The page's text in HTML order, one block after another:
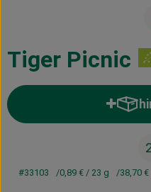
Über uns
Tiger Picnic
#33103 0,89 € / 23 g 38,70 €